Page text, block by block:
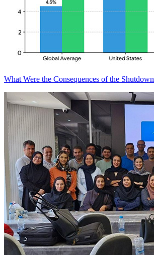
What Were the Consequences of the Shutdown